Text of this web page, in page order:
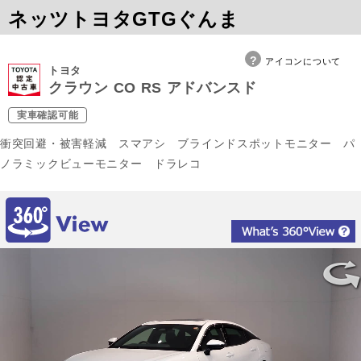
ネッツトヨタGTGぐんま
アイコンについて
トヨタ
クラウン CO RS アドバンスド
実車確認可能
衝突回避・被害軽減 スマアシ ブラインドスポットモニター パ
ノラミックビューモニター ドラレコ